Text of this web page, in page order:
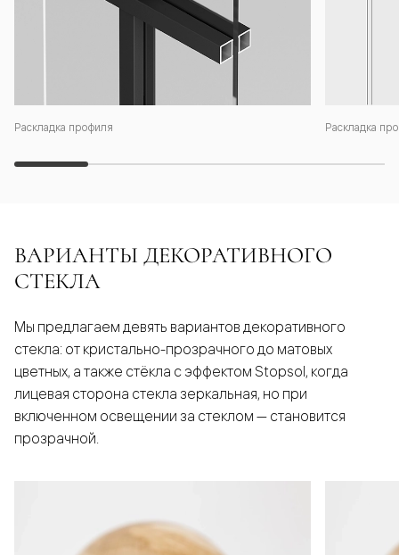
Раскладка профиля Раскладка
ВАРИАНТЫ ДЕКОРАТИВНОГО
СТЕКЛА
Мы предлагаем девять вариантов декоративного
стекла: от кристально-прозрачного до матовых
цветных, а также стёкла с эффектом Stopsol, когда
лицевая сторона стекла зеркальная, но при
включенном освещении за стеклом — становится
прозрачной.